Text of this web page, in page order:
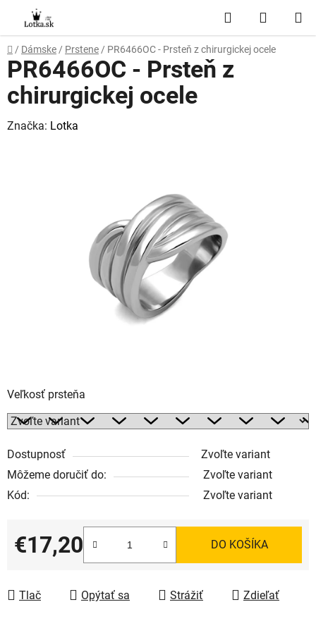
obsah
Hľadať
KOŠÍK
Domov
/ Dámske / Prstene / PR6466OC - Prsteň z chirurgickej ocele
Veľkosť prsteňa
Dostupnosť
Zvoľte variant
Môžeme doručiť do:
Zvoľte variant
Kód:
Zvoľte variant
€17,20
Jednotková cena:
DO KOŠÍKA
Tlač Opýtať sa Strážiť Zdieľať
PR6466OC - Prsteň z
chirurgickej ocele
Značka: Lotka